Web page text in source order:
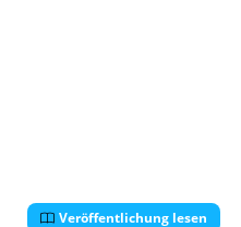
Veröffentlichung lesen